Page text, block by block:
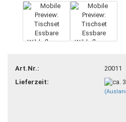
Art.Nr.:
20011
Lieferzeit: